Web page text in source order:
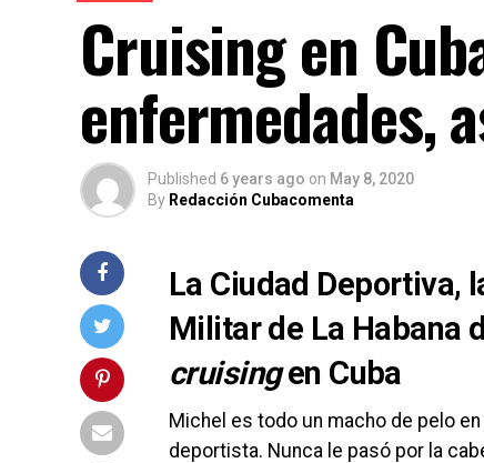
Cruising en
enfermedades,
Published 6 years ago on May 8, 2020
By Redacción Cubacomenta
La Ciudad Deportiva,
Militar de La Habana
cruisingen Cuba
Michel es todo un macho de pelo
deportista. Nunca le pasó por la